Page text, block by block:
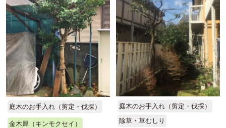
庭木のお手入れ（剪定・伐採）
金木犀（キンモクセイ）
庭木のお手入れ（剪定・伐採）
除草・草むしり